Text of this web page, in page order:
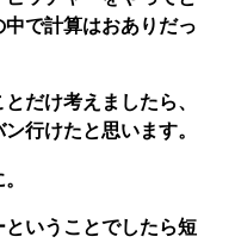
で計算はおありだっ
だけ考えましたら、
行けたと思います。
ということでしたら短